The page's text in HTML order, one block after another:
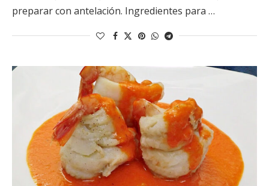
preparar con antelación. Ingredientes para …